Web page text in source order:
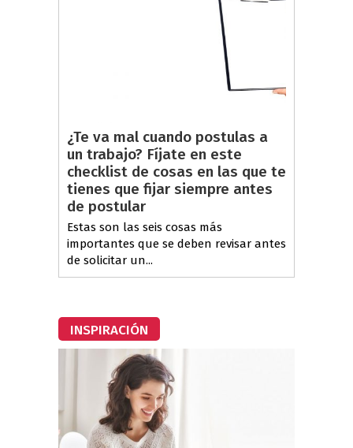
¿Te va mal cuando postulas a
un trabajo? Fíjate en este
checklist de cosas en las que te
tienes que fijar siempre antes
de postular
Estas son las seis cosas más
importantes que se deben revisar antes
de solicitar un...
INSPIRACIÓN